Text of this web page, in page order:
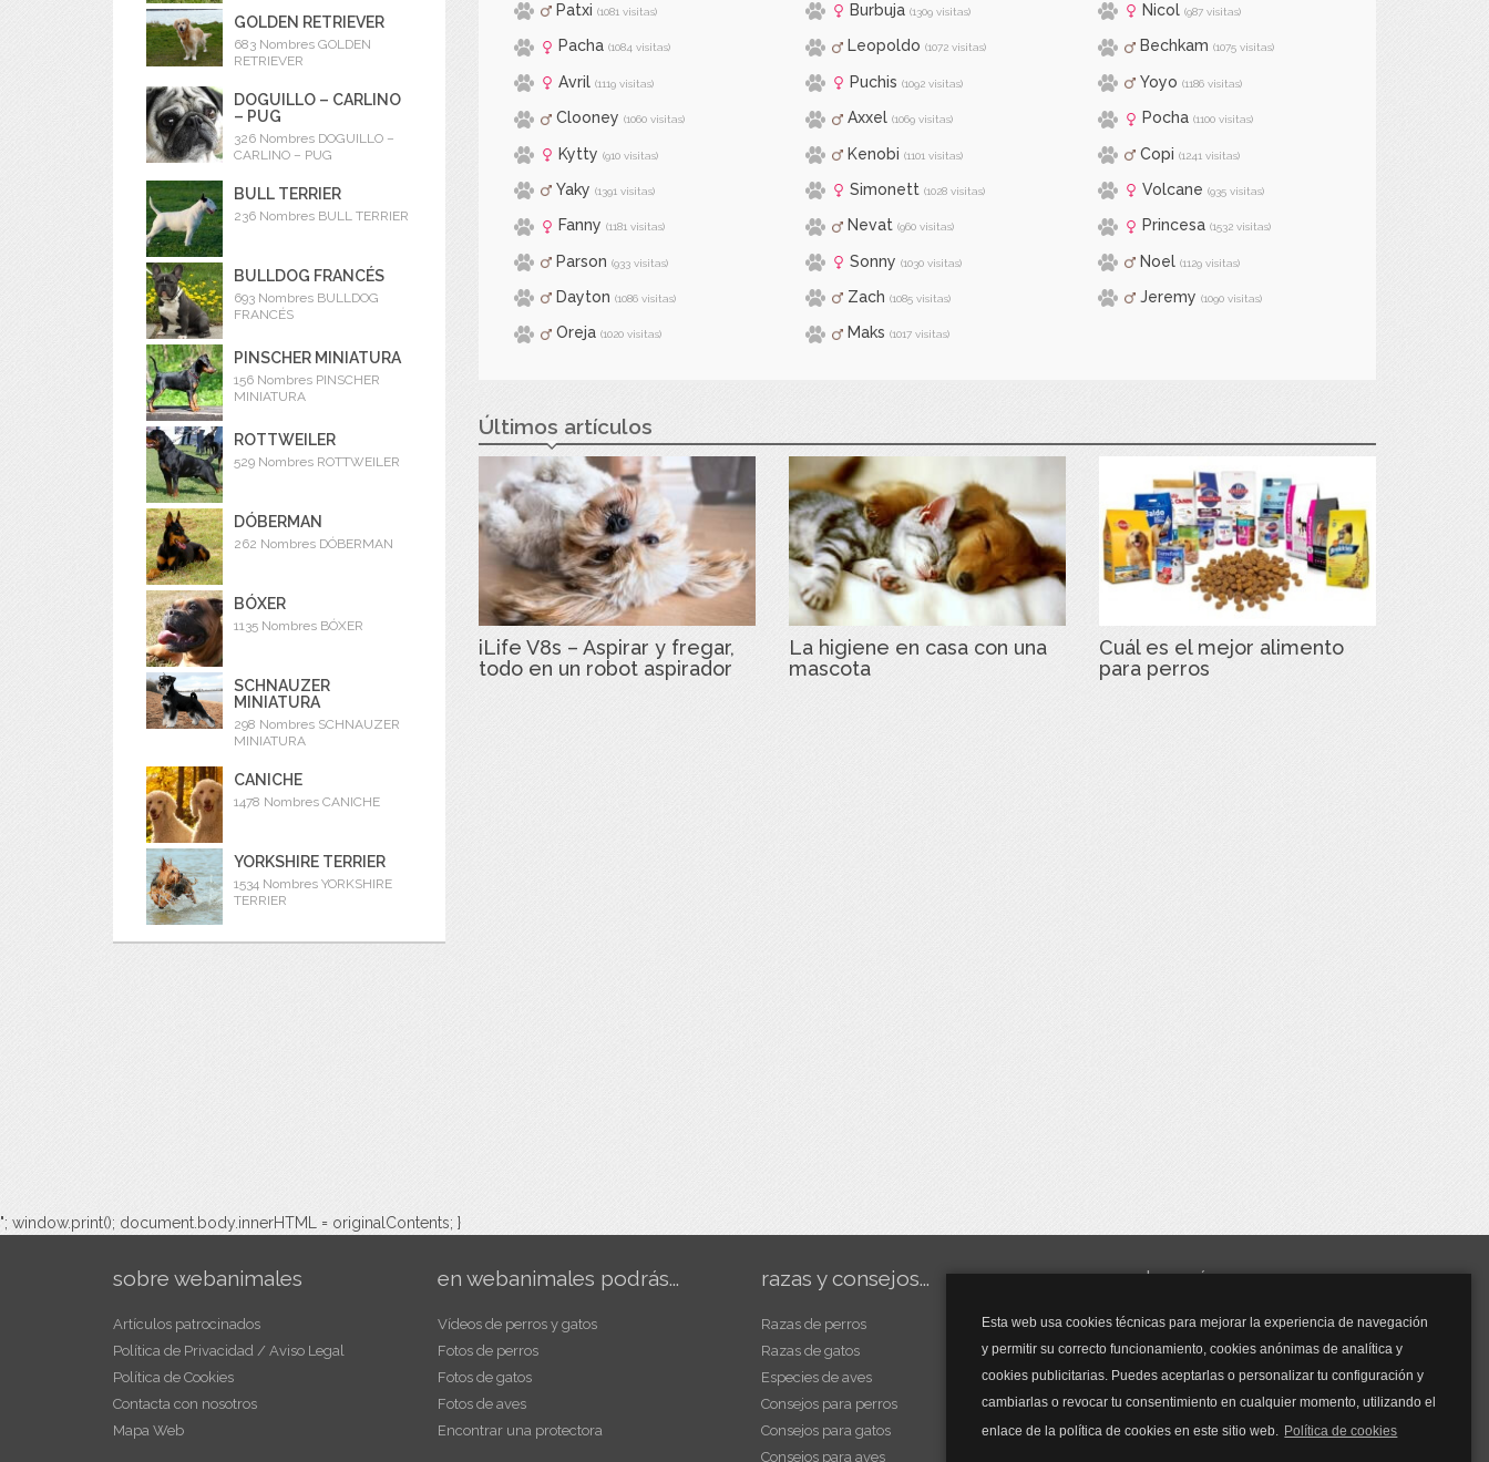
Esta web usa cookies técnicas para mejorar la experiencia de navegación
y permitir su correcto funcionamiento, cookies anónimas de analítica y
cookies publicitarias. Puedes aceptarlas o personalizar tu configuración y
cambiarlas o revocar tu consentimiento en cualquier momento, utilizando el
enlace de la política de cookies en este sitio web. Política de cookies
GOLDEN RETRIEVER
683 Nombres GOLDEN
RETRIEVER
DOGUILLO – CARLINO
– PUG
326 Nombres DOGUILLO –
CARLINO – PUG
BULL TERRIER
236 Nombres BULL TERRIER
BULLDOG FRANCÉS
693 Nombres BULLDOG
FRANCÉS
PINSCHER MINIATURA
156 Nombres PINSCHER
MINIATURA
ROTTWEILER
529 Nombres ROTTWEILER
DÓBERMAN
262 Nombres DÓBERMAN
BÓXER
1135 Nombres BÓXER
SCHNAUZER
MINIATURA
298 Nombres SCHNAUZER
MINIATURA
CANICHE
1478 Nombres CANICHE
YORKSHIRE TERRIER
1534 Nombres YORKSHIRE
TERRIER
Patxi (1081 visitas) Burbuja (1309 visitas) Nicol (987 visitas)
Pacha (1084 visitas) Leopoldo (1072 visitas) Bechkam (1075 visitas)
Avril (1119 visitas) Puchis (1092 visitas) Yoyo (1186 visitas)
Clooney (1060 visitas) Axxel (1069 visitas) Pocha (1100 visitas)
Kytty (910 visitas) Kenobi (1101 visitas) Copi (1241 visitas)
Yaky (1391 visitas) Simonett (1028 visitas) Volcane (935 visitas)
Fanny (1181 visitas) Nevat (960 visitas) Princesa (1532 visitas)
Parson (933 visitas) Sonny (1030 visitas) Noel (1129 visitas)
Dayton (1086 visitas) Zach (1085 visitas) Jeremy (1090 visitas)
Oreja (1020 visitas) Maks (1017 visitas)
Últimos artículos
iLife V8s – Aspirar y fregar,
todo en un robot aspirador
La higiene en casa con una
mascota
Cuál es el mejor alimento
para perros
"; window.print(); document.body.innerHTML = originalContents; }
sobre webanimales
Artículos patrocinados
Política de Privacidad / Aviso Legal
Política de Cookies
Contacta con nosotros
Mapa Web
en webanimales podrás...
Vídeos de perros y gatos
Fotos de perros
Fotos de gatos
Fotos de aves
Encontrar una protectora
razas y consejos...
Razas de perros
Razas de gatos
Especies de aves
Consejos para perros
Consejos para gatos
Consejos para aves
y mucho más...
Mascarillas
Mascarillas FFP2
Mascarillas FFP3
Bolsos
Bolsos Tous